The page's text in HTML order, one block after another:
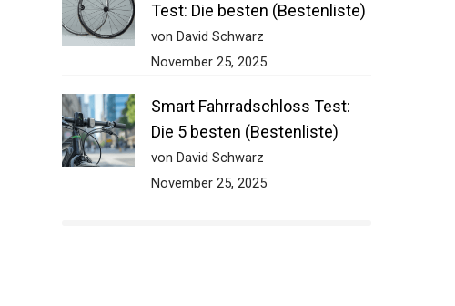
Test: Die besten (Bestenliste)
von David Schwarz
November 25, 2025
Smart Fahrradschloss Test:
Die 5 besten (Bestenliste)
von David Schwarz
November 25, 2025